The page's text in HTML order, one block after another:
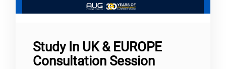
Study In UK & EUROPE
Consultation Session